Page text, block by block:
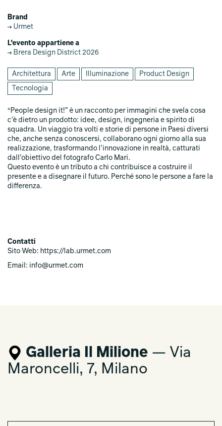
Brand
Urmet
L'evento appartiene a
Brera Design District 2026
Architettura Arte Illuminazione Product Design
Tecnologia
“People design it!” è un racconto per immagini che svela cosa
c’è dietro un prodotto: idee, design, ingegneria e spirito di
squadra. Un viaggio tra volti e storie di persone in Paesi diversi
che, anche senza conoscersi, collaborano ogni giorno alla sua
realizzazione, trasformando l’innovazione in realtà, catturati
dall’obiettivo del fotografo Carlo Mari.
Questo evento è un tributo a chi contribuisce a costruire il
presente e a disegnare il futuro. Perché sono le persone a fare la
differenza.
Contatti
Sito Web: https://lab.urmet.com
Email: info@urmet.com
Galleria Il Milione — Via
Maroncelli, 7, Milano